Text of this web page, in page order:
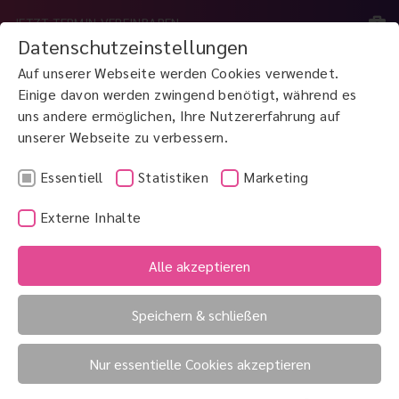
Datenschutzeinstellungen
Auf unserer Webseite werden Cookies verwendet.
Einige davon werden zwingend benötigt, während es
uns andere ermöglichen, Ihre Nutzererfahrung auf
unserer Webseite zu verbessern.
Essentiell Statistiken Marketing
Externe Inhalte
Alle akzeptieren
Speichern & schließen
Nur essentielle Cookies akzeptieren
JETZT TERMIN VEREINBAREN
JETZT ANRUFEN0800 3 100 900
Keratom Keratopigmentation
Keratomileusis
Keratomileusis